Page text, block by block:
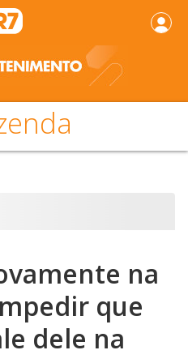
na
que
dele na